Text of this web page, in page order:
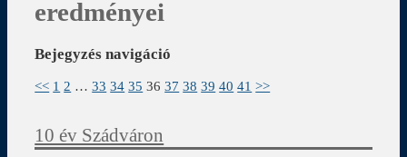
eredményei
Bejegyzés navigáció
<< 1 2 … 33 34 35 36 37 38 39 40 41 >>
10 év Szádváron